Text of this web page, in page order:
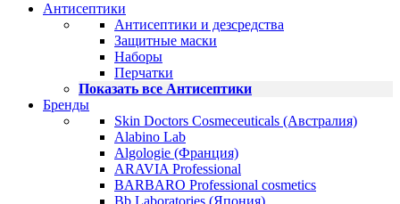
Антисептики
Антисептики и дезсредства
Защитные маски
Наборы
Перчатки
Показать все Антисептики
Бренды
Skin Doctors Cosmeceuticals (Австралия)
Alabino Lab
Algologie (Франция)
ARAVIA Professional
BARBARO Professional cosmetics